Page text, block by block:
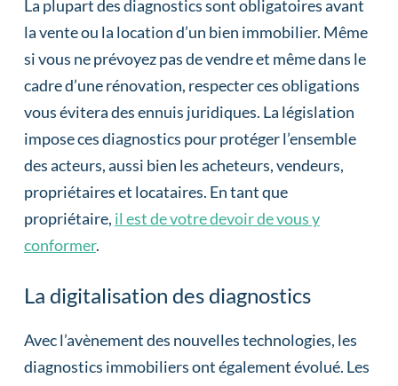
La plupart des diagnostics sont obligatoires avant
la vente ou la location d’un bien immobilier. Même
si vous ne prévoyez pas de vendre et même dans le
cadre d’une rénovation, respecter ces obligations
vous évitera des ennuis juridiques. La législation
impose ces diagnostics pour protéger l’ensemble
des acteurs, aussi bien les acheteurs, vendeurs,
propriétaires et locataires. En tant que
propriétaire, il est de votre devoir de vous y
conformer.
La digitalisation des diagnostics
Avec l’avènement des nouvelles technologies, les
diagnostics immobiliers ont également évolué. Les